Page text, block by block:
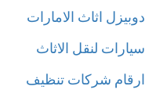
اثاث الامارات
لنقل الاثاث
شركات تنظيف